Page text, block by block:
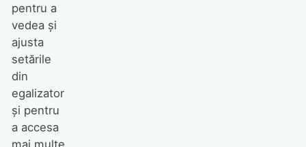
pentru a
vedea și
ajusta
setările
din
egalizator
și pentru
a accesa
mai multe